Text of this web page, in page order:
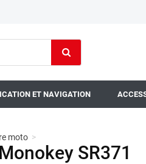
ET NAVIGATION
moto >
SR371